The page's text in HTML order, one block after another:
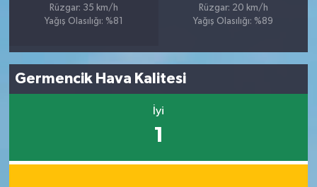
Rüzgar: 35 km/h
Yağış Olasılığı: %81
Rüzgar: 20 km/h
Yağış Olasılığı: %89
Germencik Hava Kalitesi
İyi
1